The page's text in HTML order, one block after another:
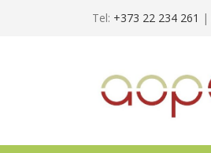
Tel: +373 22 234 261 |